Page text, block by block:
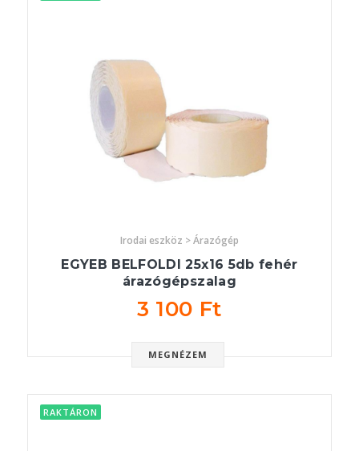
Irodai eszköz > Árazógép
EGYEB BELFOLDI 25x16 5db fehér
árazógépszalag
3 100 Ft
MEGNÉZEM
RAKTÁRON